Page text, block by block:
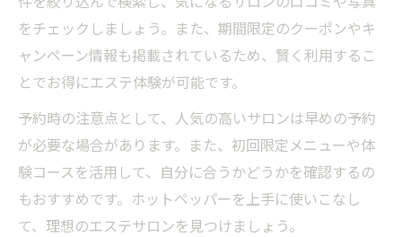
をチェックしましょう。また、期間限定のクーポンやキ
ャンペーン情報も掲載されているため、賢く利用するこ
とでお得にエステ体験が可能です。
予約時の注意点として、人気の高いサロンは早めの予約
が必要な場合があります。また、初回限定メニューや体
験コースを活用して、自分に合うかどうかを確認するの
もおすすめです。ホットペッパーを上手に使いこなし
て、理想のエステサロンを見つけましょう。